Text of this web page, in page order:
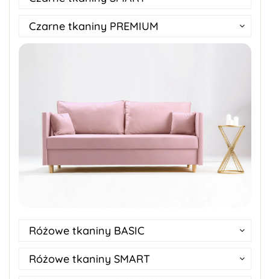
Czarne tkaniny PREMIUM
Różowe tkaniny BASIC
Różowe tkaniny SMART